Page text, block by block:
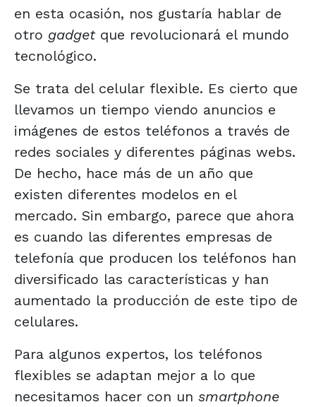
en esta ocasión, nos gustaría hablar de
otro gadgetque revolucionará el mundo
tecnológico.
Se trata del celular flexible. Es cierto que
llevamos un tiempo viendo anuncios e
imágenes de estos teléfonos a través de
redes sociales y diferentes páginas webs.
De hecho, hace más de un año que
existen diferentes modelos en el
mercado. Sin embargo, parece que ahora
es cuando las diferentes empresas de
telefonía que producen los teléfonos han
diversificado las características y han
aumentado la producción de este tipo de
celulares.
Para algunos expertos, los teléfonos
flexibles se adaptan mejor a lo que
necesitamos hacer con un smartphone